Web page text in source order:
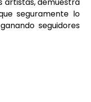
seguramente lo
seguidores